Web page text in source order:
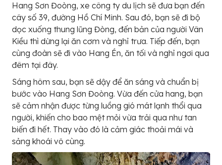
Hang Sơn Đoòng, xe công ty du lịch sẽ đưa bạn đến
cây số 39, đường Hồ Chí Minh. Sau đó, bạn sẽ đi bộ
dọc xuống thung lũng Đòng, đến bản của người Vân
Kiều thì dừng lại ăn cơm và nghỉ trưa. Tiếp đến, bạn
cùng đoàn sẽ đi vào Hang Én, ăn tối và nghỉ ngơi qua
đêm tại đây.
Sáng hôm sau, bạn sẽ dậy để ăn sáng và chuẩn bị
bước vào Hang Sơn Đoòng. Vừa đến cửa hang, bạn
sẽ cảm nhận được từng luồng gió mát lạnh thổi qua
người, khiến cho bao mệt mỏi vừa trải qua như tan
biến đi hết. Thay vào đó là cảm giác thoải mái và
sảng khoái vô cùng.